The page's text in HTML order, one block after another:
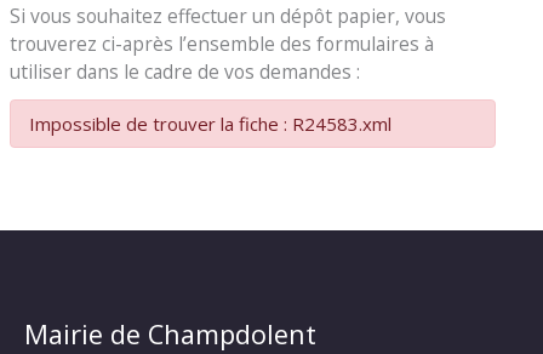
Si vous souhaitez effectuer un dépôt papier, vous
trouverez ci-après l’ensemble des formulaires à
utiliser dans le cadre de vos demandes :
Impossible de trouver la fiche : R24583.xml
Mairie de Champdolent